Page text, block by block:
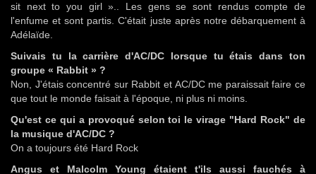
sit next to you girl ».. Les gens se sont rendus compte de
l'enfume et sont partis. C'était juste après notre débarquement à
Adélaïde.
Suivais tu la carrière d'AC/DC lorsque tu étais dans ton
groupe « Rabbit » ?
Non, J'étais concentré sur Rabbit et AC/DC me paraissait faire ce
que tout le monde faisait à l'époque, ni plus ni moins.
Qu'est ce qui a provoqué selon toi le virage "Hard Rock" de
la musique d'AC/DC ?
On a toujours été Hard Rock
Angus et Malcolm Young étaient t'ils aussi fauchés à